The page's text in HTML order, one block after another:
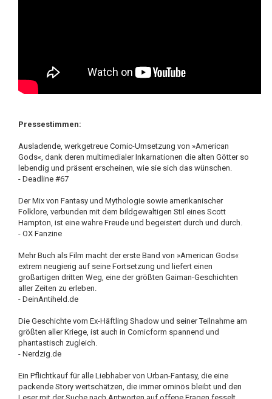
Pressestimmen:
Ausladende, werkgetreue Comic-Umsetzung von »American
Gods«, dank deren multimedialer Inkarnationen die alten Götter so
lebendig und präsent erscheinen, wie sie sich das wünschen.
- Deadline #67
Der Mix von Fantasy und Mythologie sowie amerikanischer
Folklore, verbunden mit dem bildgewaltigen Stil eines Scott
Hampton, ist eine wahre Freude und begeistert durch und durch.
- OX Fanzine
Mehr Buch als Film macht der erste Band von »American Gods«
extrem neugierig auf seine Fortsetzung und liefert einen
großartigen dritten Weg, eine der größten Gaiman-Geschichten
aller Zeiten zu erleben.
- DeinAntiheld.de
Die Geschichte vom Ex-Häftling Shadow und seiner Teilnahme am
größten aller Kriege, ist auch in Comicform spannend und
phantastisch zugleich.
- Nerdzig.de
Ein Pflichtkauf für alle Liebhaber von Urban-Fantasy, die eine
packende Story wertschätzen, die immer ominös bleibt und den